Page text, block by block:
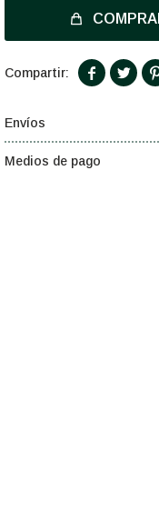
 
Envíos
Medios de pago